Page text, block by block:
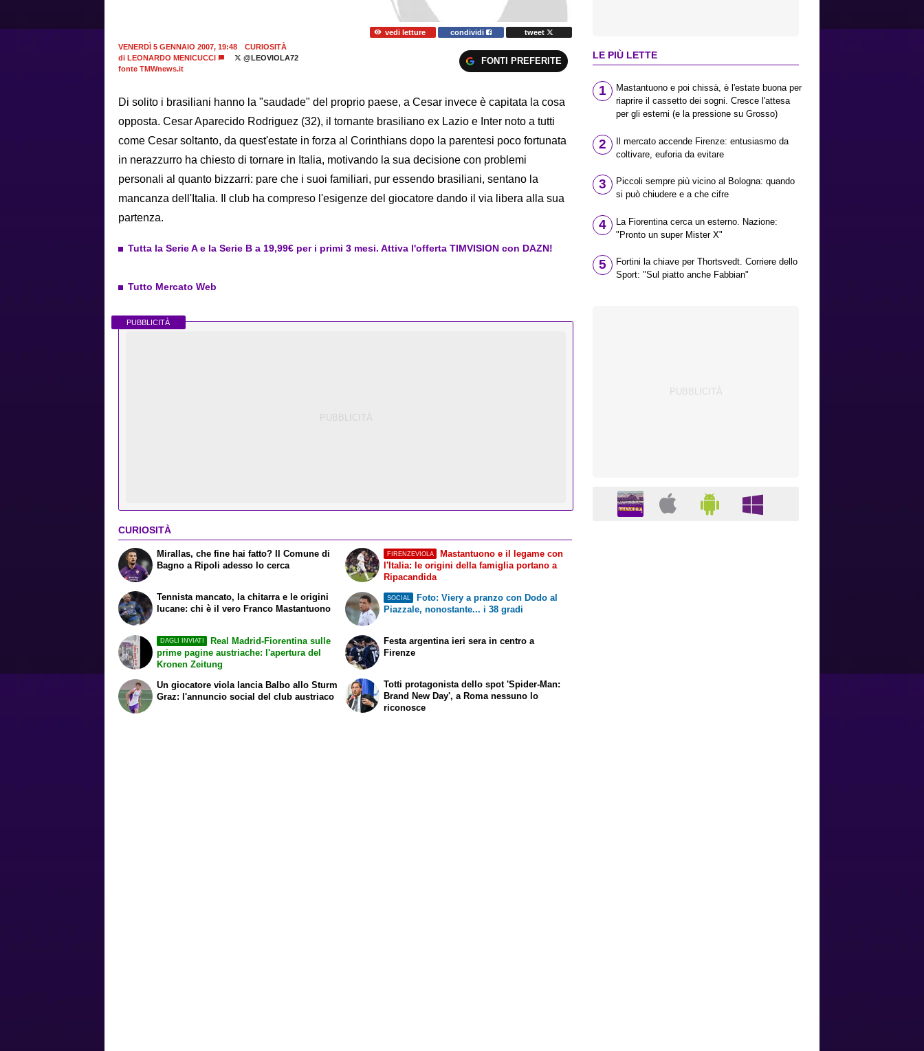
vedi letture condividi
tweet
VENERDÌ 5 GENNAIO 2007, 19:48
CURIOSITÀ
di LEONARDO MENICUCCI
@LEOVIOLA72
fonte TMWnews.it
FONTI PREFERITE
Di solito i brasiliani hanno la "saudade" del proprio paese, a Cesar invece è capitata la cosa
opposta. Cesar Aparecido Rodriguez (32), il tornante brasiliano ex Lazio e Inter noto a tutti
come Cesar soltanto, da quest'estate in forza al Corinthians dopo la parentesi poco fortunata
in nerazzurro ha chiesto di tornare in Italia, motivando la sua decisione con problemi
personali al quanto bizzarri: pare che i suoi familiari, pur essendo brasiliani, sentano la
mancanza dell'Italia. Il club ha compreso l'esigenze del giocatore dando il via libera alla sua
partenza.
Tutta la Serie A e la Serie B a 19,99€ per i primi 3 mesi. Attiva l'offerta TIMVISION con DAZN!
Tutto Mercato Web
PUBBLICITÀ
CURIOSITÀ
Mirallas, che fine hai fatto? Il Comune di
Bagno a Ripoli adesso lo cerca
Tennista mancato, la chitarra e le origini
lucane: chi è il vero Franco Mastantuono
FIRENZEVIOLA
Mastantuono e il legame con
l'Italia: le origini della famiglia portano a
Ripacandida
SOCIAL
Foto: Viery a pranzo con Dodo al
Piazzale, nonostante... i 38 gradi
DAGLI INVIATI
Real Madrid-Fiorentina sulle
prime pagine austriache: l'apertura del
Kronen Zeitung
Un giocatore viola lancia Balbo allo Sturm
Graz: l'annuncio social del club austriaco
Festa argentina ieri sera in centro a
Firenze
Totti protagonista dello spot 'Spider-Man:
Brand New Day', a Roma nessuno lo
riconosce
LE PIÙ LETTE
1
Mastantuono e poi chissà, è l'estate buona per
riaprire il cassetto dei sogni. Cresce l'attesa
per gli esterni (e la pressione su Grosso)
2
Il mercato accende Firenze: entusiasmo da
coltivare, euforia da evitare
3
Piccoli sempre più vicino al Bologna: quando
si può chiudere e a che cifre
4
La Fiorentina cerca un esterno. Nazione:
"Pronto un super Mister X"
5
Fortini la chiave per Thortsvedt. Corriere dello
Sport: "Sul piatto anche Fabbian"